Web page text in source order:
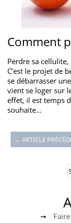
Comment
Perdre sa
C’est le projet de
se débarrasser
vient se loger sur
effet, il est temps
souhaite…
← ARTICLE